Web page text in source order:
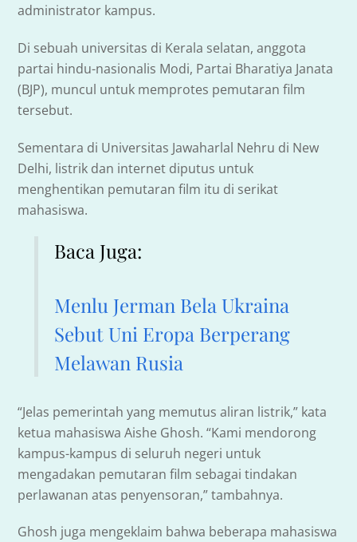
administrator kampus.
Di sebuah universitas di Kerala selatan, anggota
partai hindu-nasionalis Modi, Partai Bharatiya Janata
(BJP), muncul untuk memprotes pemutaran film
tersebut.
Sementara di Universitas Jawaharlal Nehru di New
Delhi, listrik dan internet diputus untuk
menghentikan pemutaran film itu di serikat
mahasiswa.
Baca Juga:
Menlu Jerman Bela Ukraina
Sebut Uni Eropa Berperang
Melawan Rusia
“Jelas pemerintah yang memutus aliran listrik,” kata
ketua mahasiswa Aishe Ghosh. “Kami mendorong
kampus-kampus di seluruh negeri untuk
mengadakan pemutaran film sebagai tindakan
perlawanan atas penyensoran,” tambahnya.
Ghosh juga mengeklaim bahwa beberapa mahasiswa